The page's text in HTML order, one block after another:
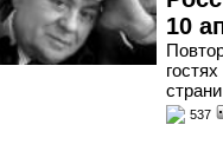
10
537